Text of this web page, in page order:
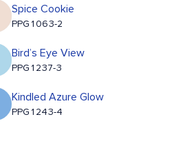
Spice Cookie
PPG1063-2
Bird’s Eye View
PPG1237-3
Kindled Azure Glow
PPG1243-4